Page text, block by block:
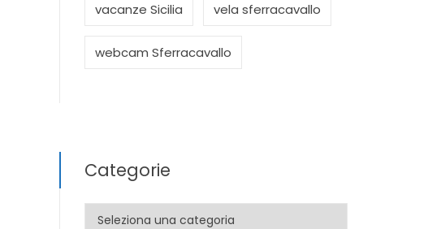
vacanze Sicilia vela sferracavallo
webcam Sferracavallo
Categorie
Categorie